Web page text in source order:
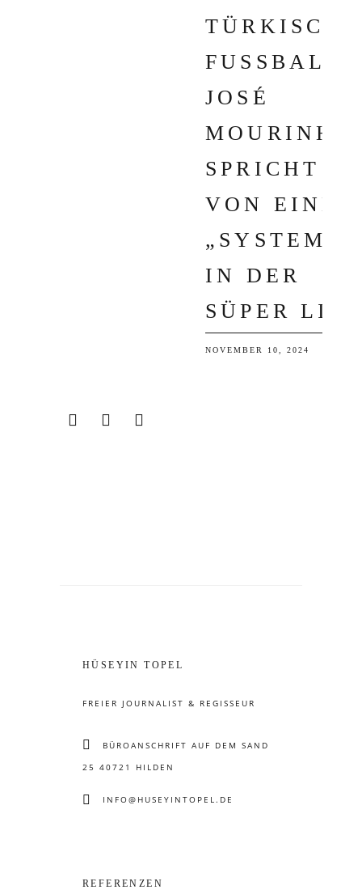
FUSSBALL: J
OSÉ M
OURINHO S
PRICHT V
ON EINEM „
SYSTEM“ I
N DER S
ÜPER LIG
NOVEMBER 10, 2024
HÜSEYIN TOPEL
FREIER JOURNALIST & REGISSEUR
BÜROANSCHRIFT AUF DEM SAND
25 40721 HILDEN
INFO@HUSEYINTOPEL.DE
REFERENZEN